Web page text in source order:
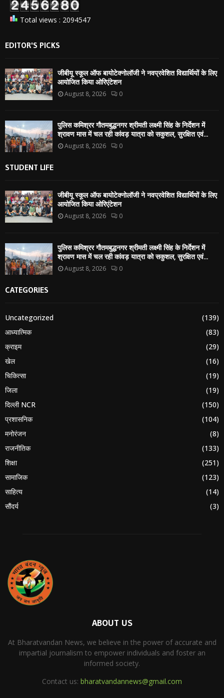
Total views : 2094547
EDITOR'S PICKS
जीबीयू स्कूल ऑफ बायोटेक्नोलॉजी ने नवप्रवेशित विद्यार्थियों के लिए
आयोजित किया ओरिएंटेशन
August 8, 2026 0
पुलिस कमिश्रर गौतमबुद्धनगर श्रीमती लक्ष्मी सिंह के निर्देशन में
श्रावण मास में चल रही कांवड़ यात्रा को सकुशल, सुरक्षित एवं...
August 8, 2026 0
STUDENT LIFE
जीबीयू स्कूल ऑफ बायोटेक्नोलॉजी ने नवप्रवेशित विद्यार्थियों के लिए
आयोजित किया ओरिएंटेशन
August 8, 2026 0
पुलिस कमिश्रर गौतमबुद्धनगर श्रीमती लक्ष्मी सिंह के निर्देशन में
श्रावण मास में चल रही कांवड़ यात्रा को सकुशल, सुरक्षित एवं...
August 8, 2026 0
CATEGORIES
Uncategorized
(139)
आध्यात्मिक
(83)
क्राइम
(29)
खेल
(16)
चिकित्सा
(19)
जिला
(19)
दिल्ली NCR
(150)
प्रशासनिक
(104)
मनोरंजन
(8)
राजनीतिक
(133)
शिक्षा
(251)
सामाजिक
(123)
साहित्य
(14)
सौंदर्य
(3)
ABOUT US
At Bharatvandan News, we believe in the power of accurate and
impartial journalism to empower individuals and foster an
informed society.
Contact us: bharatvandannews@gmail.com